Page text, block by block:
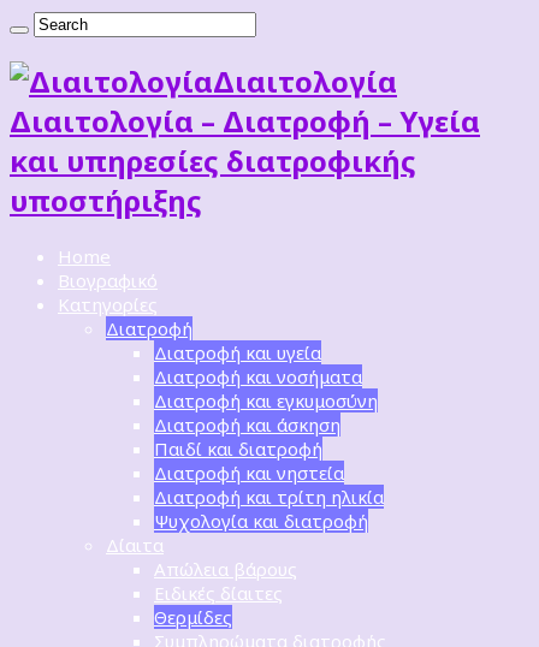
Διαιτoλογία
Διαιτολογία – Διατροφή – Υγεία
και υπηρεσίες διατροφικής
υποστήριξης
Home
Βιογραφικό
Κατηγορίες
Διατροφή
Διατροφή και υγεία
Διατροφή και νοσήματα
Διατροφή και εγκυμοσύνη
Διατροφή και άσκηση
Παιδί και διατροφή
Διατροφή και νηστεία
Διατροφή και τρίτη ηλικία
Ψυχολογία και διατροφή
Δίαιτα
Απώλεια βάρους
Ειδικές δίαιτες
Θερμίδες
Συμπληρώματα διατροφής